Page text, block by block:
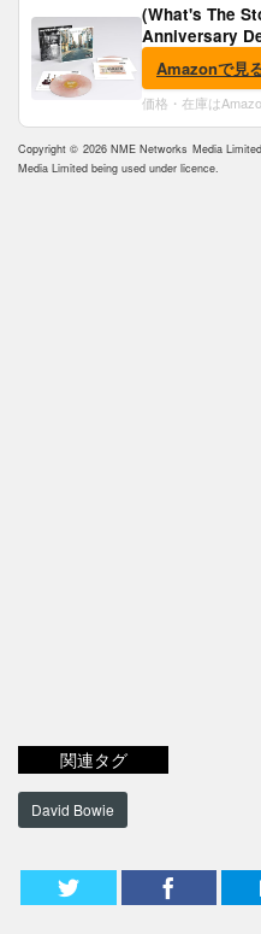
(What's The
Anniversary
Vinyl) [Analog]
Amazonで見
価格・在庫は
Copyright © 2026 NME Networks Media
Media Limited being used under licence.
関連タグ
David Bowie